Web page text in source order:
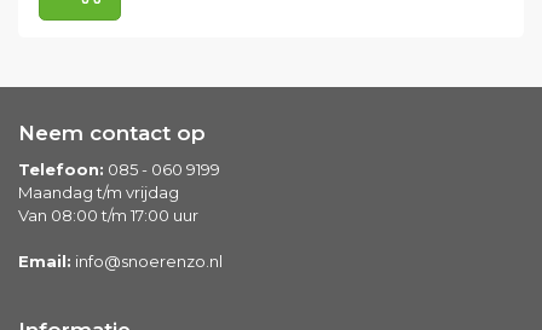
Neem contact op
Telefoon: 085 - 060 9199
Maandag t/m vrijdag
Van 08:00 t/m 17:00 uur
Email: info@snoerenzo.nl